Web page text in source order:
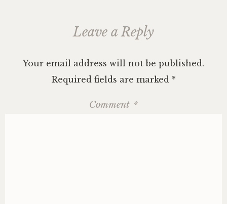
Leave a Reply
Your email address will not be published.
Required fields are marked *
Comment *